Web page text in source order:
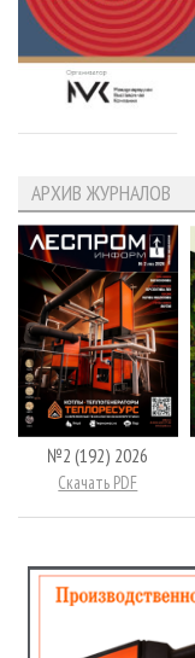
АРХИВ ЖУРНАЛОВ
№2 (192) 2026
Скачать PDF